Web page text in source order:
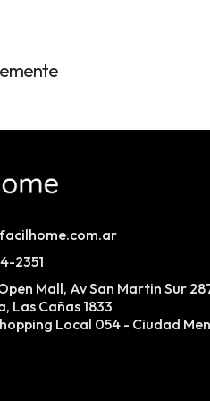
2021/01/automatic-
2351
Mall, Av San Martin Sur
Las Cañas 1833
Local 054 - Ciudad